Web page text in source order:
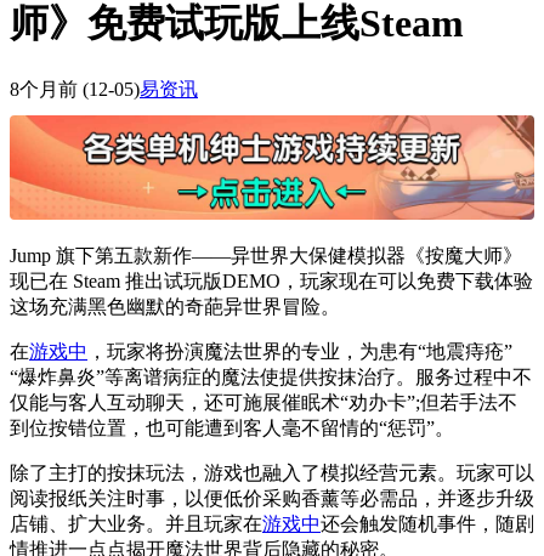
师》免费试玩版上线Steam
8个月前 (12-05)易资讯
Jump 旗下第五款新作——异世界大保健模拟器《按魔大师》
现已在 Steam 推出试玩版DEMO，玩家现在可以免费下载体验
这场充满黑色幽默的奇葩异世界冒险。
在游戏中 ，玩家将扮演魔法世界的专业，为患有“地震痔疮”
“爆炸鼻炎”等离谱病症的魔法使提供按抹治疗。服务过程中不
仅能与客人互动聊天，还可施展催眠术“劝办卡”;但若手法不
到位按错位置，也可能遭到客人毫不留情的“惩罚”。
除了主打的按抹玩法，游戏也融入了模拟经营元素。玩家可以
阅读报纸关注时事，以便低价采购香薰等必需品，并逐步升级
店铺、扩大业务。并且玩家在游戏中还会触发随机事件，随剧
情推进一点点揭开魔法世界背后隐藏的秘密。